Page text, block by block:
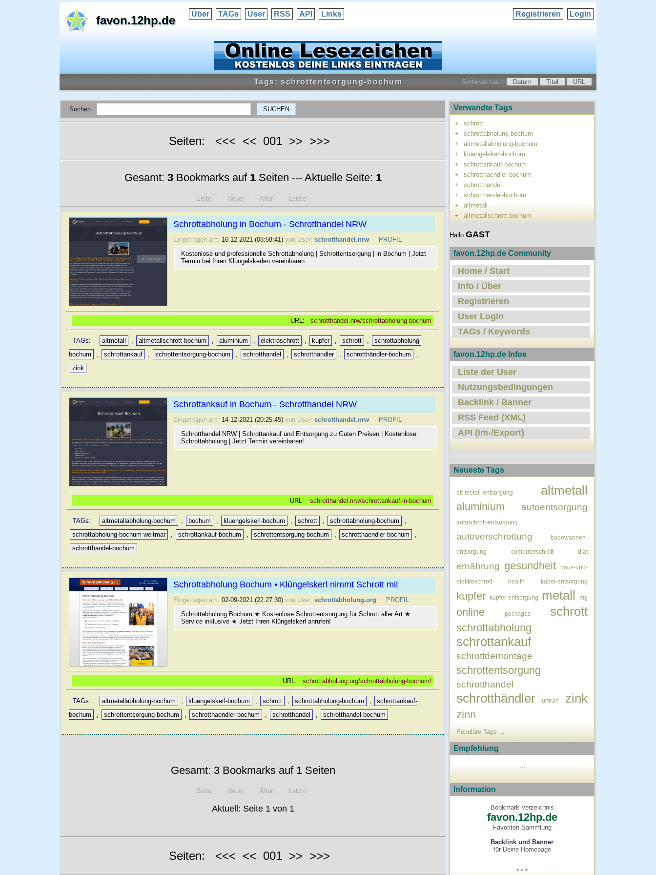
favon.12hp.de Über TAGs User RSS API Links Login
Registrieren
Tags: schrottentsorgung-bochum Sortieren nach: Datum Titel URL
Suchen
Seiten: <<< << 001 >> >>>
Gesamt: 3Bookmarks auf 1Seiten --- Aktuelle Seite: 1
Erste Neuer Älter Letzte
Schrottabholung in Bochum - Schrotthandel NRW
Eingetragen am: 16-12-2021 (08:58:41) von User: schrotthandel.nrw
PROFIL
Kostenlose und professionelle Schrottabholung | Schrottentsorgung | in Bochum | Jetzt
Termin bei Ihren Klüngelskerlen vereinbaren
URL: schrotthandel.nrw/schrottabholung-bochum
TAGs: altmetall , altmetallschrott-bochum , aluminium , elektroschrott , kupfer , schrott ,
schrottabholung-
bochum
, schrottankauf , schrottentsorgung-bochum , schrotthandel , schrotthändler , schrotthändler-bochum
,
zink
Schrottankauf in Bochum - Schrotthandel NRW
Eingetragen am: 14-12-2021 (20:25:45) von User: schrotthandel.nrw
PROFIL
Schrotthandel NRW | Schrottankauf und Entsorgung zu Guten Preisen | Kostenlose
Schrottabholung | Jetzt Termin vereinbaren!
URL: schrotthandel.nrw/schrottankauf-in-bochum
TAGs: altmetallabholung-bochum , bochum , kluengelskerl-bochum , schrott , schrottabholung-bochum
,
schrottabholung-bochum-weitmar
, schrottankauf-bochum , schrottentsorgung-bochum , schrotthaendler-bochum
,
schrotthandel-bochum
Schrottabholung Bochum • Klüngelskerl nimmt Schrott mit
Eingetragen am: 02-09-2021 (22:27:30) von User: schrottabholung.org
PROFIL
Schrottabholung Bochum ★ Kostenlose Schrottentsorgung für Schrott aller Art ★
Service inklusive ★ Jetzt Ihren Klüngelskerl anrufen!
URL: schrottabholung.org/schrottabholung-bochum/
TAGs: altmetallabholung-bochum , kluengelskerl-bochum , schrott , schrottabholung-bochum ,
schrottankauf-
bochum
, schrottentsorgung-bochum , schrotthaendler-bochum , schrotthandel , schrotthandel-bochum
Gesamt: 3 Bookmarks auf 1 Seiten
Erste Neuer Älter Letzte
Aktuell: Seite 1 von 1
Seiten: <<< << 001 >> >>>
Verwandte Tags
+
schrott
+
schrottabholung-bochum
+
altmetallabholung-bochum
+
kluengelskerl-bochum
+
schrottankauf-bochum
+
schrotthaendler-bochum
+
schrotthandel
+
schrotthandel-bochum
+
altmetall
+
altmetallschrott-bochum
Hallo GAST
favon.12hp.de Community
Home / Start
Info / Über
Registrieren
User Login
TAGs / Keywords
favon.12hp.de Infos
Liste der User
Nutzungsbedingungen
Backlink / Banner
RSS Feed (XML)
API (Im-/Export)
Neueste Tags
alt-metall-entsorgung altmetall
aluminium autoentsorgung
autoschrott-entsorgung
autoverschrottung badewannen-
entsorgung computerschrott diät
ernährung gesundheit haus-und-
elektroschrott health kabel-entsorgung
kupfer kupfer-entsorgung metall mg
online packages schrott
schrottabholung
schrottankauf
schrottdemontage
schrottentsorgung
schrotthandel
schrotthändler umrah zink
zinn
Populäre Tags →
Empfehlung
Information
Bookmark Verzeichnis
favon.12hp.de
Favoriten Sammlung
Backlink und Banner
für Deine Homepage
* * *